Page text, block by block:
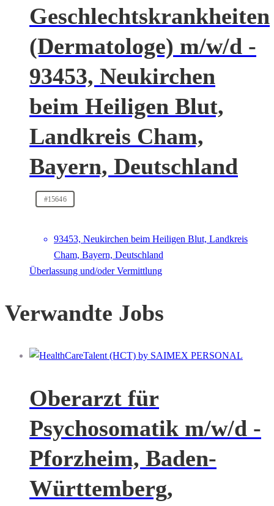
Geschlechtskrankheiten
(Dermatologe) m/w/d -
93453, Neukirchen
beim Heiligen Blut,
Landkreis Cham,
Bayern, Deutschland
#15646
93453, Neukirchen beim Heiligen Blut, Landkreis
Cham, Bayern, Deutschland
Überlassung und/oder Vermittlung
Verwandte Jobs
Oberarzt für
Psychosomatik m/w/d -
Pforzheim, Baden-
Württemberg,